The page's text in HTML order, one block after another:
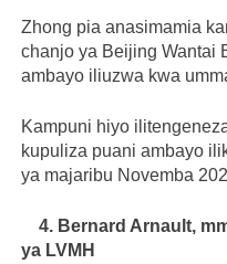
Zhong pia anasimamia
chanjo ya Beijing Wantai
ambayo iliuzwa kwa
Kampuni hiyo
kupuliza puani ambayo
ya majaribu Novemba
4. Bernard Arnault,
yaLVMH